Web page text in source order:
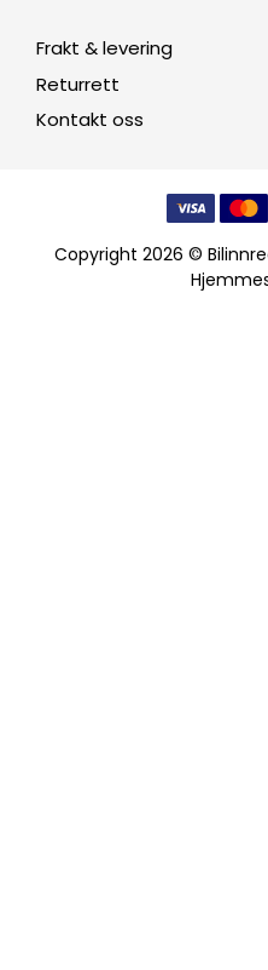
Frakt & levering
Returrett
Kontakt oss
Copyright 2026 ©